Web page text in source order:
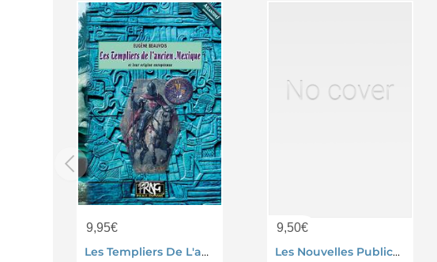
9,95€
Les Templiers De L'ancien Mexique Et Leur Origine Europeenne
9,50€
Les Nouvelles Publications D'archeologie Septentrionale, 1877-1878